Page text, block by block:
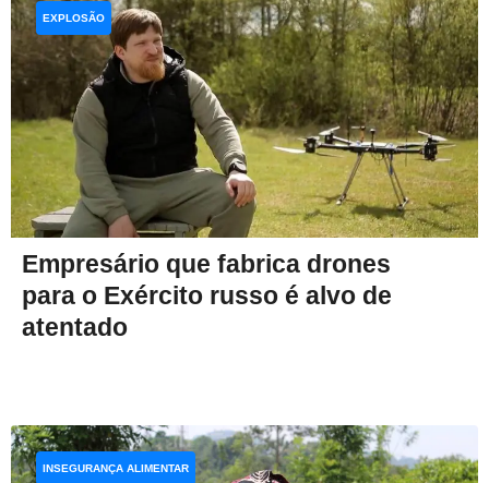
Empresário que fabrica drones
para o Exército russo é alvo de
atentado
EXPLOSÃO
INSEGURANÇA ALIMENTAR